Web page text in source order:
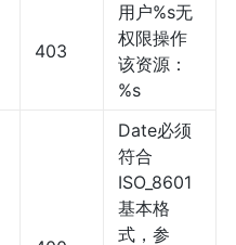
403
用户%s无
权限操作
该资源：
%s
Date必须
符合
ISO_8601
基本格
式，参